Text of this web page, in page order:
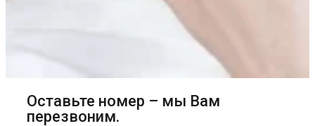
Оставьте номер – мы Вам
перезвоним.